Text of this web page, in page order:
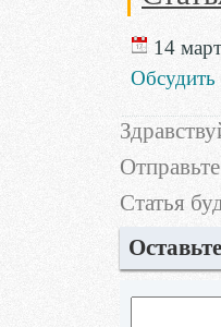
14
Обсудить
Статья